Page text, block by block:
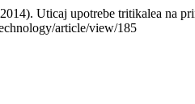
Uticaj upotrebe tritikalea na
article/view/185